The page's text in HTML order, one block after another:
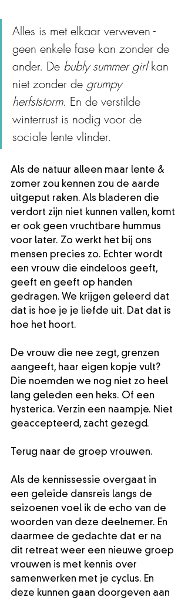
Alles is met elkaar verweven -
geen enkele fase kan zonder de
ander. De bubly summer girl kan
niet zonder de grumpy
herfststorm. En de verstilde
winterrust is nodig voor de
sociale lente vlinder.
Als de natuur alleen maar lente &
zomer zou kennen zou de aarde
uitgeput raken. Als bladeren die
verdort zijn niet kunnen vallen, komt
er ook geen vruchtbare hummus
voor later. Zo werkt het bij ons
mensen precies zo. Echter wordt
een vrouw die eindeloos geeft,
geeft en geeft op handen
gedragen. We krijgen geleerd dat
dat is hoe je je liefde uit. Dat dat is
hoe het hoort.
De vrouw die nee zegt, grenzen
aangeeft, haar eigen kopje vult?
Die noemden we nog niet zo heel
lang geleden een heks. Of een
hysterica. Verzin een naampje. Niet
geaccepteerd, zacht gezegd.
Terug naar de groep vrouwen.
Als de kennissessie overgaat in
een geleide dansreis langs de
seizoenen voel ik de echo van de
woorden van deze deelnemer. En
daarmee de gedachte dat er na
dit retreat weer een nieuwe groep
vrouwen is met kennis over
samenwerken met je cyclus. En
deze kunnen gaan doorgeven aan